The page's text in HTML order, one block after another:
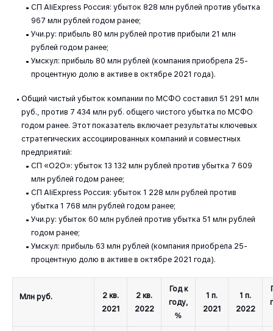
СП AliExpress Россия: убыток 828 млн рублей против убытка
967 млн рублей годом ранее;
Учи.ру: прибыль 80 млн рублей против прибыли 21 млн
рублей годом ранее;
Умскул: прибыль 80 млн рублей (компания приобрела 25-
процентную долю в активе в октябре 2021 года).
Общий чистый убыток компании по МСФО составил 51 291 млн
руб., против 7 434 млн руб. общего чистого убытка по МСФО
годом ранее. Этот показатель включает результаты ключевых
стратегических ассоциированных компаний и совместных
предприятий:
СП «O2O»: убыток 13 132 млн рублей против убытка 7 609
млн рублей годом ранее;
СП AliExpress Россия: убыток 1 228 млн рублей против
убытка 1 768 млн рублей годом ранее;
Учи.ру: убыток 60 млн рублей против убытка 51 млн рублей
годом ранее;
Умскул: прибыль 63 млн рублей (компания приобрела 25-
процентную долю в активе в октябре 2021 года).
Млн руб.
2 кв.
2021
2 кв.
2022
Год к
году,
%
1 п.
2021
1 п.
2022